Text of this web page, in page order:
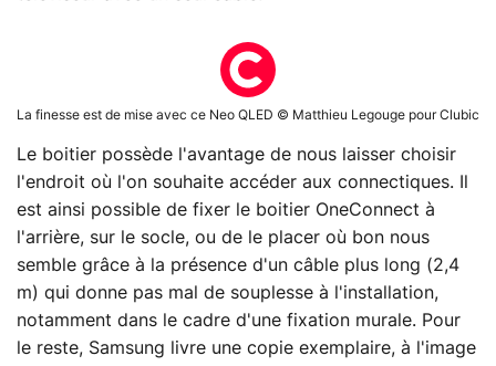
La finesse est de mise avec ce Neo QLED © Matthieu Legouge pour Clubic
Le boitier possède l'avantage de nous laisser choisir
l'endroit où l'on souhaite accéder aux connectiques. Il
est ainsi possible de fixer le boitier OneConnect à
l'arrière, sur le socle, ou de le placer où bon nous
semble grâce à la présence d'un câble plus long (2,4
m) qui donne pas mal de souplesse à l'installation,
notamment dans le cadre d'une fixation murale. Pour
le reste, Samsung livre une copie exemplaire, à l'image